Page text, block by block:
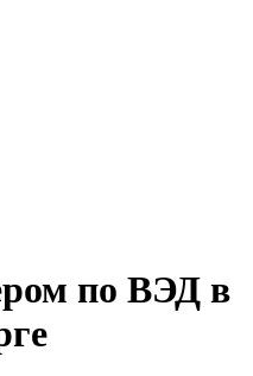
по ВЭД в